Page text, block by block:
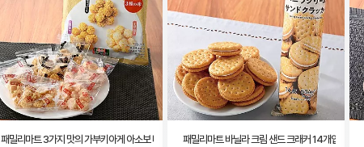
패밀리마트 3가지 맛의 가부키아게 아소보 버라이어티 108g패밀리마트 바닐라 크림 샌드 크래커 14개입